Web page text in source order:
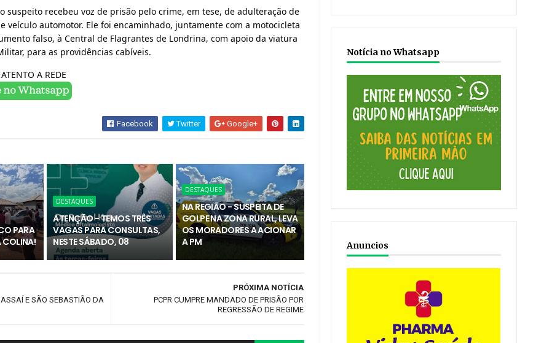
suspeito recebeu voz de prisão pelo crime, em tese, de adulteração de
veículo automotor. Ele foi encaminhado, juntamente com a motocicleta
falso, à Central de Flagrantes de Londrina, com apoio da viatura
para as providências cabíveis.
A REDE
Facebook Twitter Google+
PARA
COLINA!
DESTAQUES
ATENÇÃO - TEMOS TRÊS
VAGAS PARA CONSULTAS,
NESTE SÁBADO, 08
DESTAQUES
NA REGIÃO - SUSPEITA DE
GOLPE NA ZONA RURAL, LEVA
OS MORADORES A ACIONAR
A PM
PRÓXIMA NOTÍCIA
PCPR CUMPRE MANDADO DE PRISÃO POR
REGRESSÃO DE REGIME
E SÃO SEBASTIÃO DA
Notícia no Whatsapp
Anuncios